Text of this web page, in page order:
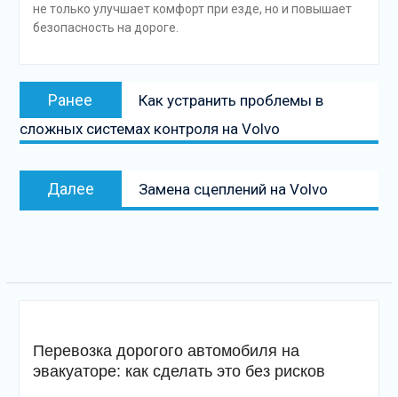
не только улучшает комфорт при езде, но и повышает
безопасность на дороге.
Навигация
записям
Ранее
Предыдущая
запись:
Как устранить проблемы в
сложных системах контроля на Volvo
Далее
Следующая
запись
Замена сцеплений на Volvo
Перевозка дорогого автомобиля на
эвакуаторе: как сделать это без рисков